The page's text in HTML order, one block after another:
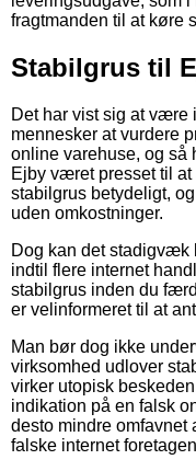
fragtmanden til at køre
Stabilgrus til
Det har vist sig at være
mennesker at vurdere
online varehuse, og så
Ejby været presset til
stabilgrus betydeligt,
uden omkostninger.
Dog kan det stadigvæk
indtil flere internet
stabilgrus inden du
er velinformeret til at
Man bør dog ikke
virksomhed udlover
virker utopisk
indikation på en falsk
desto mindre omfavnet
falske internet